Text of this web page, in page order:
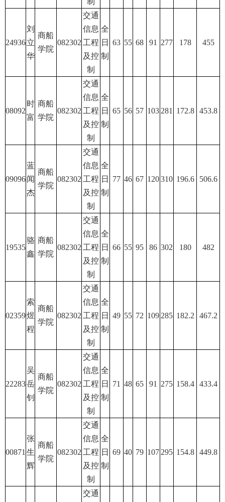
24936
刘
立
华
商船
学院
082302
交通
信息
工程
及控
制
全
日
制
63 55 68 91 277 178 455
08092
时
富
商船
学院
082302
交通
信息
工程
及控
制
全
日
制
65 56 57 103 281 172.8 453.8
09096
蓝
闻
杰
商船
学院
082302
交通
信息
工程
及控
制
全
日
制
77 46 67 120310 196.6 506.6
19535
骆
鑫
商船
学院
082302
交通
信息
工程
及控
制
全
日
制
66 55 95 86 302 180 482
02359
索
煜
程
商船
学院
082302
交通
信息
工程
及控
制
全
日
制
49 55 72 109 285 182.2 467.2
22283
吴
岳
钊
商船
学院
082302
交通
信息
工程
及控
制
全
日
制
71 48 65 91 275 158.4 433.4
00871
张
生
辉
商船
学院
082302
交通
信息
工程
及控
制
全
日
制
69 40 79 107 295 154.8 449.8
交通